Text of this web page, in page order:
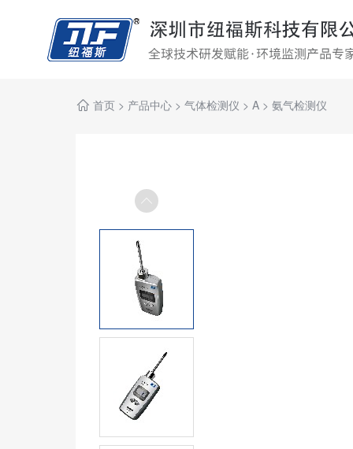
首页 > 产品中心 > 气体检测仪 > A > 氨气检测仪